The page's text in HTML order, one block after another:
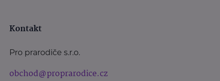
Kontakt
Pro prarodiče s.r.o.
obchod@proprarodice.cz